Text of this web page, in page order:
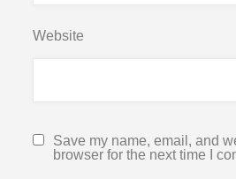
Website
Save my name, email, and
browser for the next time I